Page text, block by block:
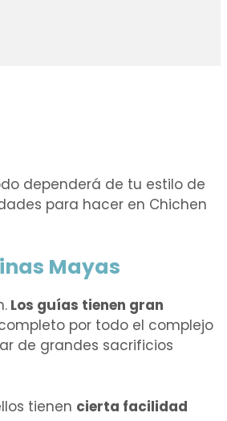
dependerá de tu estilo de
para hacer en Chichen
Mayas
Los guías tienen gran
por todo el complejo
de grandes sacrificios
tienen cierta facilidad